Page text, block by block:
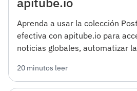
Aprenda a usar la colección
efectiva con apitube.io para
noticias globales, automatizar
20 minutos leer